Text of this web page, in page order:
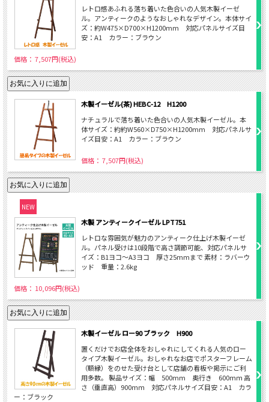
レトロ感あふれる落ち着いた色合いの人気木製イーゼ
ル。アンティークのようなおしゃれなデザイン。本体サイ
ズ：約W475×D700×H1200mm 対応パネルサイズ目
安：A1 カラー：ブラウン
価格： 7,507円(税込)
木製イーゼル(茶) HEBC-12 H1200
ナチュラルで落ち着いた色合いの人気木製イーゼル。本
体サイズ：約約W560×D750×H1200mm 対応パネルサ
イズ目安：A1 カラー：ブラウン
価格： 7,507円(税込)
NEW
木製 アンティークイーゼル LPT751
レトロな雰囲気が魅力のアンティーク仕上げ木製イーゼ
ル。パネル受けは10段階で高さ調節可能、対応パネルサ
イズ：B1ヨコ～A3ヨコ 厚さ25mmまで 素材：ラバーウ
ッド 重量：2.6kg
価格： 10,096円(税込)
木製イーゼル ロー90 ブラック H900
置くだけでお店全体をおしゃれにしてくれる人気のロー
タイプ木製イーゼル。おしゃれなお店でポスターフレーム
（額縁）をのせた受け台として店舗の看板や掲示にご利
用多数。 製品サイズ：幅 500mm 奥行き 600ｍｍ 高
さ（垂直高）900ｍｍ 対応パネルサイズ目安：A1 カラ
ー：ブラック